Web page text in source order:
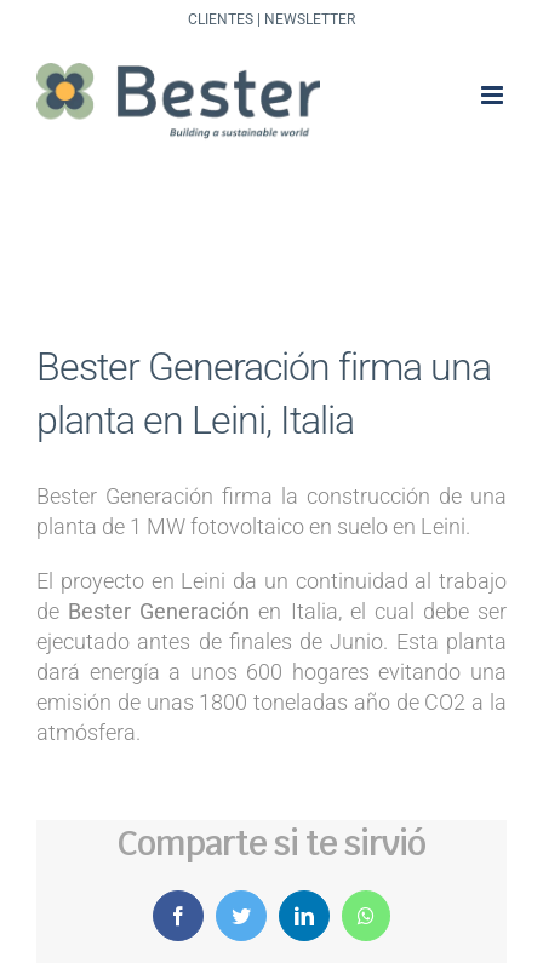
contenido
CLIENTES NEWSLETTER
Bester Generación firma una
planta en Leini, Italia
Bester Generación firma la construcción de una
planta de 1 MW fotovoltaico en suelo en Leini.
El proyecto en Leini da un continuidad al trabajo
de Bester Generación en Italia, el cual debe ser
ejecutado antes de finales de Junio. Esta planta
dará energía a unos 600 hogares evitando una
emisión de unas 1800 toneladas año de CO2 a la
atmósfera.
Comparte si te sirvió
FacebookTwitter LinkedInWhatsApp